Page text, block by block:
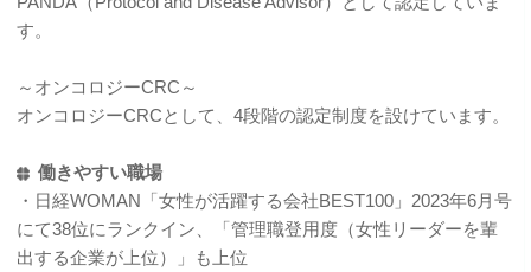
す。
～オンコロジーCRC～
オンコロジーCRCとして、4段階の認定制度を設けています。
働きやすい職場
・日経WOMAN「女性が活躍する会社BEST100」2023年6月号
にて38位にランクイン、「管理職登用度（女性リーダーを輩
出する企業が上位）」も上位